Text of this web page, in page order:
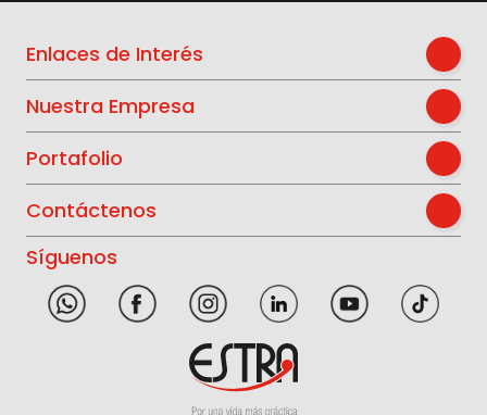
Enlaces de Interés
Nuestra Empresa
Portafolio
Contáctenos
Síguenos